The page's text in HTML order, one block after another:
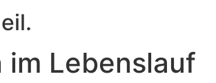
im Lebenslauf